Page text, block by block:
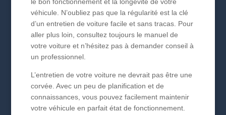
véhicule. N’oubliez pas que la régularité est la clé
d’un entretien de voiture facile et sans tracas. Pour
aller plus loin, consultez toujours le manuel de
votre voiture et n’hésitez pas à demander conseil à
un professionnel.
L’entretien de votre voiture ne devrait pas être une
corvée. Avec un peu de planification et de
connaissances, vous pouvez facilement maintenir
votre véhicule en parfait état de fonctionnement.